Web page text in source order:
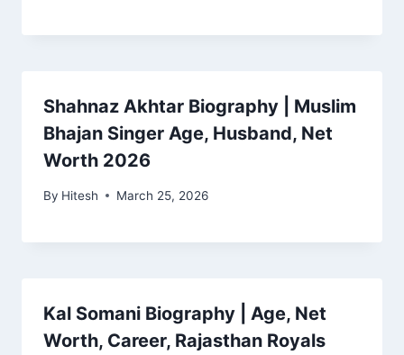
Shahnaz Akhtar Biography | Muslim
Bhajan Singer Age, Husband, Net
Worth 2026
By Hitesh March 25, 2026
Kal Somani Biography | Age, Net
Worth, Career, Rajasthan Royals